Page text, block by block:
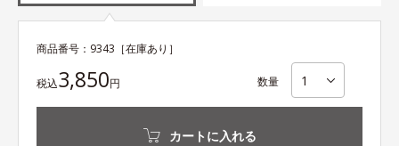
商品番号： 9343 ［在庫あり］
税込3,850円 数量
カートに入れる